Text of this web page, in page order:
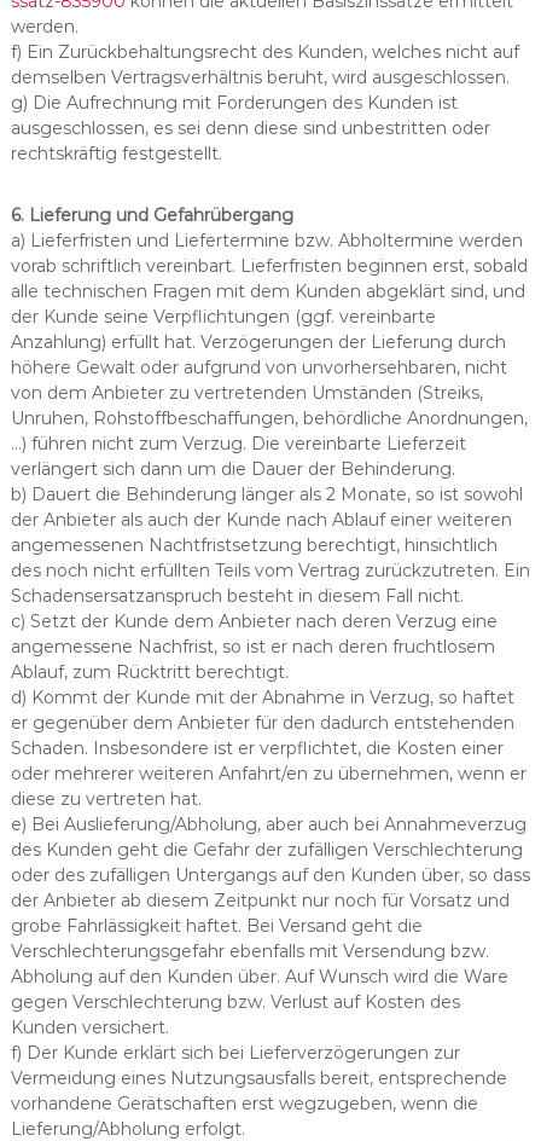
werden.
f) Ein Zurückbehaltungsrecht des Kunden, welches nicht auf
demselben Vertragsverhältnis beruht, wird ausgeschlossen.
g) Die Aufrechnung mit Forderungen des Kunden ist
ausgeschlossen, es sei denn diese sind unbestritten oder
rechtskräftig festgestellt.
6. Lieferung und Gefahrübergang
a) Lieferfristen und Liefertermine bzw. Abholtermine werden
vorab schriftlich vereinbart. Lieferfristen beginnen erst, sobald
alle technischen Fragen mit dem Kunden abgeklärt sind, und
der Kunde seine Verpflichtungen (ggf. vereinbarte
Anzahlung) erfüllt hat. Verzögerungen der Lieferung durch
höhere Gewalt oder aufgrund von unvorhersehbaren, nicht
von dem Anbieter zu vertretenden Umständen (Streiks,
Unruhen, Rohstoffbeschaffungen, behördliche Anordnungen,
…) führen nicht zum Verzug. Die vereinbarte Lieferzeit
verlängert sich dann um die Dauer der Behinderung.
b) Dauert die Behinderung länger als 2 Monate, so ist sowohl
der Anbieter als auch der Kunde nach Ablauf einer weiteren
angemessenen Nachtfristsetzung berechtigt, hinsichtlich
des noch nicht erfüllten Teils vom Vertrag zurückzutreten. Ein
Schadensersatzanspruch besteht in diesem Fall nicht.
c) Setzt der Kunde dem Anbieter nach deren Verzug eine
angemessene Nachfrist, so ist er nach deren fruchtlosem
Ablauf, zum Rücktritt berechtigt.
d) Kommt der Kunde mit der Abnahme in Verzug, so haftet
er gegenüber dem Anbieter für den dadurch entstehenden
Schaden. Insbesondere ist er verpflichtet, die Kosten einer
oder mehrerer weiteren Anfahrt/en zu übernehmen, wenn er
diese zu vertreten hat.
e) Bei Auslieferung/Abholung, aber auch bei Annahmeverzug
des Kunden geht die Gefahr der zufälligen Verschlechterung
oder des zufälligen Untergangs auf den Kunden über, so dass
der Anbieter ab diesem Zeitpunkt nur noch für Vorsatz und
grobe Fahrlässigkeit haftet. Bei Versand geht die
Verschlechterungsgefahr ebenfalls mit Versendung bzw.
Abholung auf den Kunden über. Auf Wunsch wird die Ware
gegen Verschlechterung bzw. Verlust auf Kosten des
Kunden versichert.
f) Der Kunde erklärt sich bei Lieferverzögerungen zur
Vermeidung eines Nutzungsausfalls bereit, entsprechende
vorhandene Gerätschaften erst wegzugeben, wenn die
Lieferung/Abholung erfolgt.